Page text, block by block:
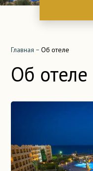
Главная –Об отеле
Об отеле